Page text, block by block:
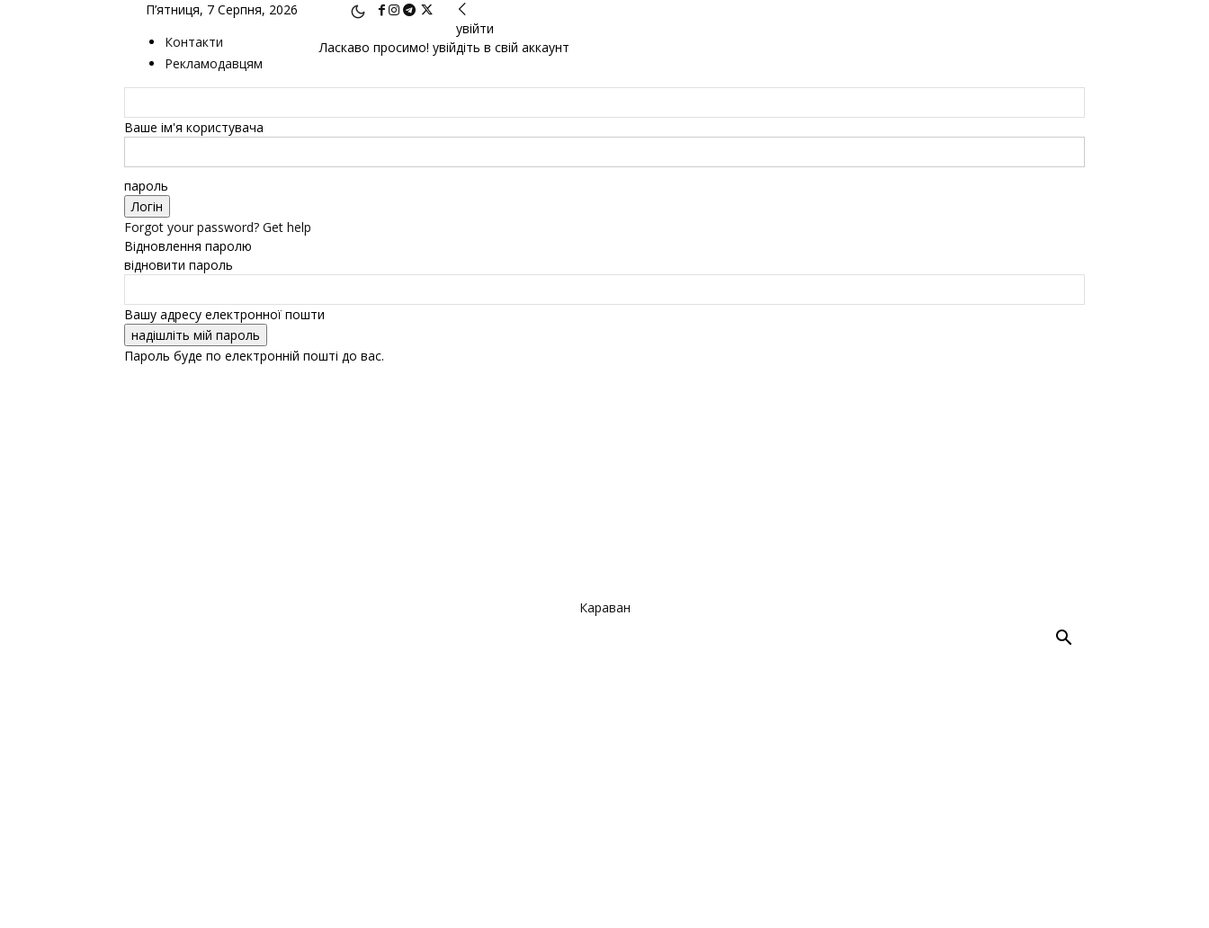
П’ятниця, 7 Серпня, 2026
Контакти
Рекламодавцям
увійти
Ласкаво просимо! увійдіть в свій аккаунт
Ваше ім'я користувача
пароль
Forgot your password? Get help
Відновлення паролю
відновити пароль
Вашу адресу електронної пошти
Пароль буде по електронній пошті до вас.
Караван